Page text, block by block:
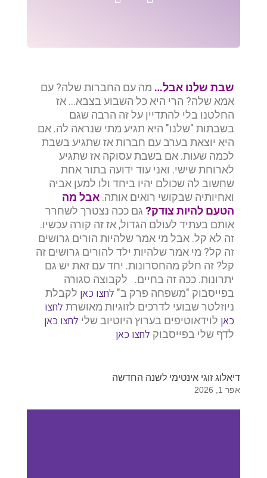
שבת שלנו אבל… מה עם החברות שלה? עם
אמא שלה? הרי היא כל השבוע בצבא… אז
החלטנו בלי להתדיין על זה הרבה שגם
בשבתות "שלנו" היא תגיע מתי שנראה לה. אם
היא יוצאת בערב עם חברות אז שתגיע בשבת
לכמה שעות. אם בשבת עסוקה אז שתגיע
לארוחת שישי. ואני עוד ידועה בתור אחת
שחשוב לה שכולם יהיו ביחד ולו למען אביה
ואחיותיה שבקושי רואים אותה. אבל מה
הטעם להיות צודק? גם ככה נצטרך לשחרר
אותם בעתיד לעולם הגדול, אז זה קורה עכשיו.
זה לא קל. אבל מי אמר שלהיות הורים גרושים
זה קל? מי אמר שלהיות ילד להורים גרושים זה
קל? זה חלק מהחסרונות. יחד עם זאת יש גם
יתרונות. ככה זה בחיים. לקבוצה סגורה
בפייסבוק "משפחה פרק ב" לחצו כאן לקבלת
ניוזלטר שבועי לדרכים לזוגיות מאושרת לחצו
כאן לוידאוטיפים בערוץ היוטיוב שלי לחצו כאן
לדף שלי בפייסבוק לחצו כאן
דיאלוג זוגי אינטימי לשנה החדשה
אפר 1, 2026